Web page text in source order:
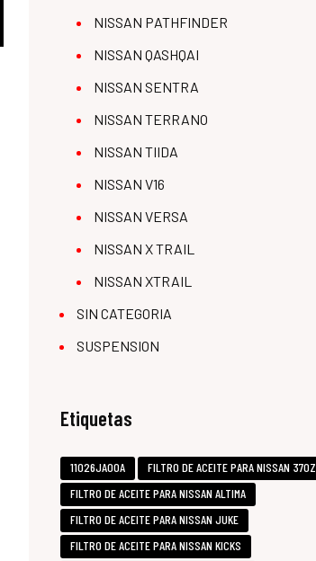
NISSAN PATHFINDER
NISSAN QASHQAI
NISSAN SENTRA
NISSAN TERRANO
NISSAN TIIDA
NISSAN V16
NISSAN VERSA
NISSAN X TRAIL
NISSAN XTRAIL
SIN CATEGORIA
SUSPENSION
Etiquetas
11026JA00A
FILTRO DE ACEITE PARA NISSAN 370Z
FILTRO DE ACEITE PARA NISSAN ALTIMA
FILTRO DE ACEITE PARA NISSAN JUKE
FILTRO DE ACEITE PARA NISSAN KICKS